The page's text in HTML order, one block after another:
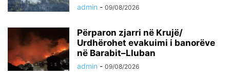
admin - 09/08/2026
Përparon zjarri në Krujë/
Urdhërohet evakuimi i banorëve
në Barabit–Lluban
admin - 09/08/2026